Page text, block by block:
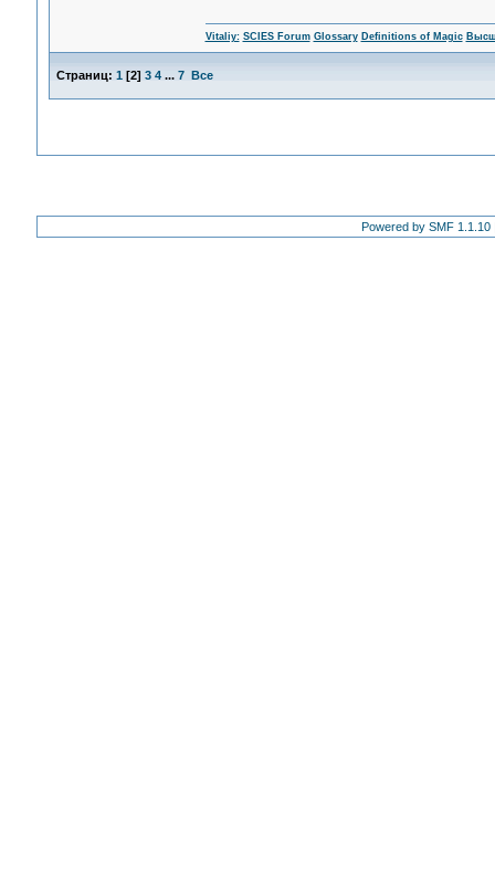
Vitaliy: SCIES Forum Glossary Definitions of Magic
Страниц: 1 [2] 3 4 ... 7 Все
Powered by SMF 1.1.10